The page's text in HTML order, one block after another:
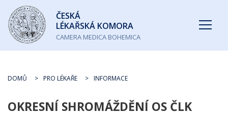
Česká
lékařská
komora
ČESKÁ
LÉKAŘSKÁ KOMORA
CAMERA MEDICA BOHEMICA
DOMŮ PRO LÉKAŘE INFORMACE
OKRESNÍ SHROMÁŽDĚNÍ OS ČLK